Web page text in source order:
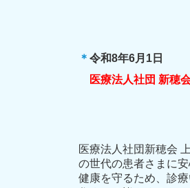
＊令和8年6月1日
医療法人社団 新穂
医療法人社団新穂会
の世代の患者さまに
健康を守るため、診